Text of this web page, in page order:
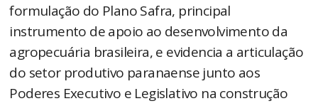
formulação do Plano Safra, principal
instrumento de apoio ao desenvolvimento da
agropecuária brasileira, e evidencia a articulação
do setor produtivo paranaense junto aos
Poderes Executivo e Legislativo na construção